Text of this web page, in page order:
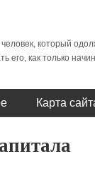
человек, который
его, как только
Карта